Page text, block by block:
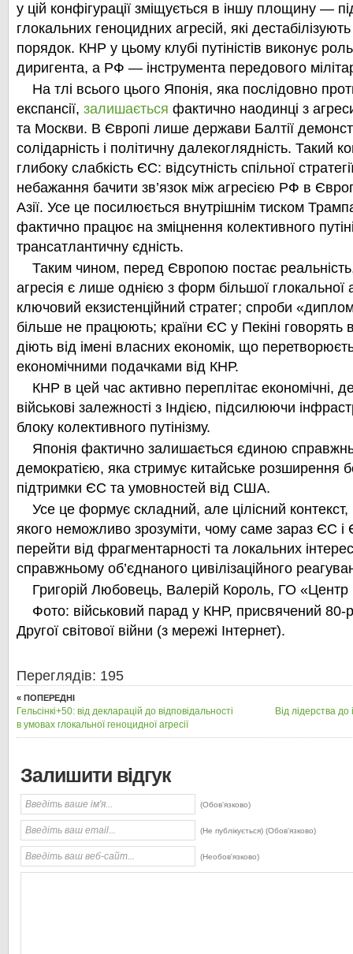
у цій конфігурації зміщується в іншу площину —
глокальних геноцидних агресій, які дестабілізують
порядок. КНР у цьому клубі путіністів виконує роль
диригента, а РФ — інструмента передового
На тлі всього цього Японія, яка послідовно
експансії, залишається фактично наодинці з
та Москви. В Європі лише держави Балтії
солідарність і політичну далекоглядність. Такий
глибоку слабкість ЄС: відсутність спільної
небажання бачити зв’язок між агресією РФ в
Азії. Усе це посилюється внутрішнім тиском
фактично працює на зміцнення колективного
трансатлантичну єдність.
Таким чином, перед Європою постає реальність,
агресія є лише однією з форм більшої глокальної
ключовий екзистенційний стратег; спроби
більше не працюють; країни ЄС у Пекіні говорять
діють від імені власних економік, що
економічними подачками від КНР.
КНР в цей час активно переплітає економічні,
військові залежності з Індією, підсилюючи
блоку колективного путінізму.
Японія фактично залишається єдиною
демократією, яка стримує китайське розширення
підтримки ЄС та умовностей від США.
Усе це формує складний, але цілісний
якого неможливо зрозуміти, чому саме зараз ЄС
перейти від фрагментарності та локальних
справжньому об’єднаного цивілізаційного
Григорій Любовець, Валерій Король, ГО
Фото: військовий парад у КНР, присвячений 80-
Другої світової війни (з мережі Інтернет).
Переглядів: 195
« ПОПЕРЕДНІ
Гельсінкі+50: від декларацій до відповідальності
в умовах глокальної геноцидної агресії
Від лідерства
Залишити відгук
(Обов'язково)
(Не публікується) (Обов'язково)
(Необов'язково)